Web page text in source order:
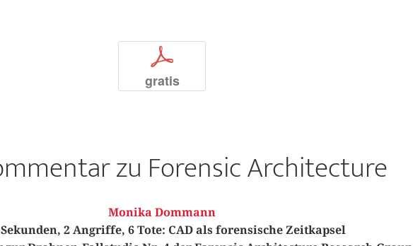
p
gratis
zu Forensic Architecture
Monika Dommann
Sekunden, 2 Angriffe, 6 Tote: CAD als forensische Zeitkapsel